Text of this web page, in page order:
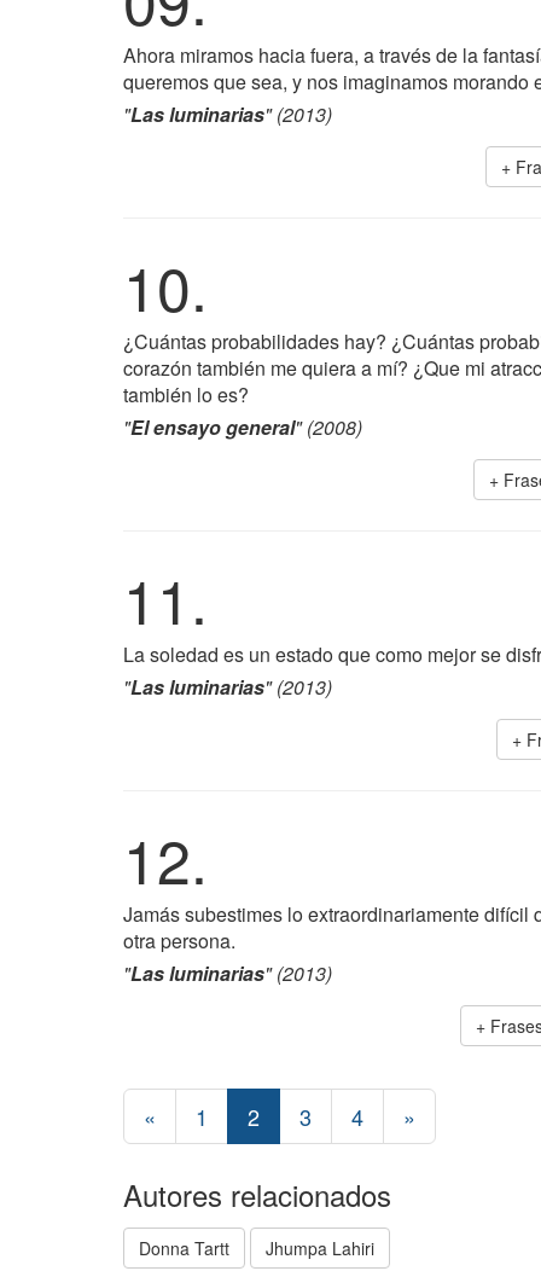
Ahora miramos hacia fuera, a través de la
queremos que sea, y nos imaginamos morando
"Las luminarias" (2013)
+
10.
¿Cuántas probabilidades hay? ¿Cuántas
corazón también me quiera a mí? ¿Que mi
también lo es?
"El ensayo general" (2008)
+
11.
La soledad es un estado que como mejor se
"Las luminarias" (2013)
+
12.
Jamás subestimes lo extraordinariamente
otra persona.
"Las luminarias" (2013)
+
« 1 2 3 4 »
Autores relacionados
Donna Tartt Jhumpa Lahiri